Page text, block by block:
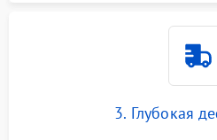
3. Глубокая